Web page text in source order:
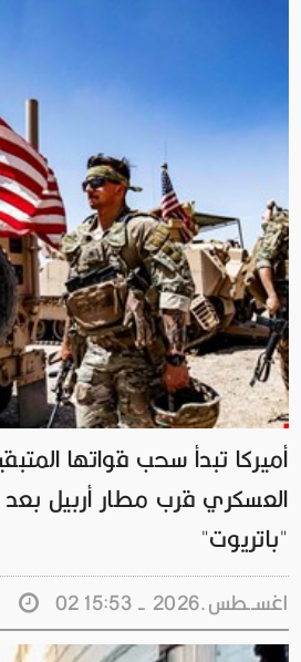
أميركا تبدأ سحب قواتها
العسكري قرب مطار أربيل
"باتريوت"
02 اغســطس.2026 - 15:53